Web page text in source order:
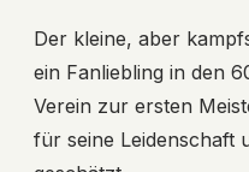
Der kleine, aber
ein Fanliebling in den
Verein zur ersten
für seine Leidenschaft